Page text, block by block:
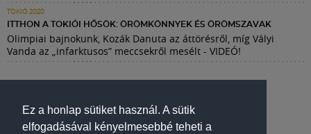
Ez a honlap sütiket használ. A sütik
elfogadásával kényelmesebbé teheti a
TOKIÓ 2020
ITTHON A TOKIÓI HŐSÖK: ÖRÖMKÖNNYEK ÉS ÖRÖMSZAVAK
Olimpiai bajnokunk, Kozák Danuta az áttörésről, míg Vályi
Vanda az „infarktusos” meccsekről mesélt - VIDEÓ!